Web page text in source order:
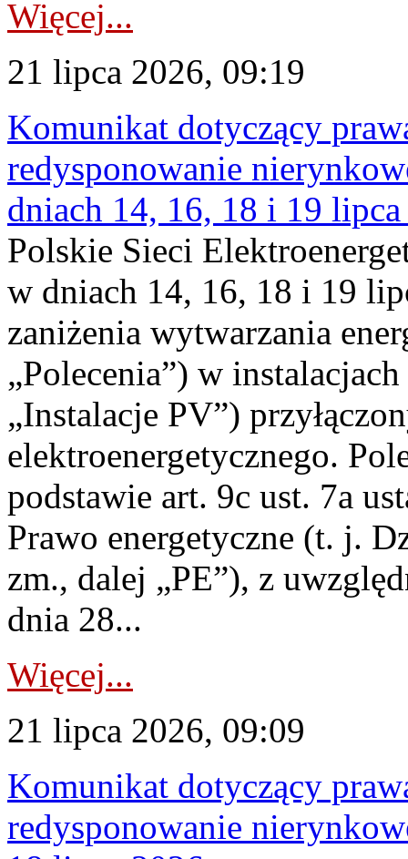
Więcej...
21 lipca 2026, 09:19
Komunikat dotyczący
redysponowanie
dniach 14, 16, 18 i 19
Polskie Sieci
w dniach 14, 16, 18 i 19
zaniżenia wytwarzania
„Polecenia”) w
„Instalacje PV”)
elektroenergetycznego.
podstawie art. 9c ust. 7a
Prawo energetyczne (t. j.
zm., dalej „PE”), z
dnia 28...
Więcej...
21 lipca 2026, 09:09
Komunikat dotyczący
redysponowanie